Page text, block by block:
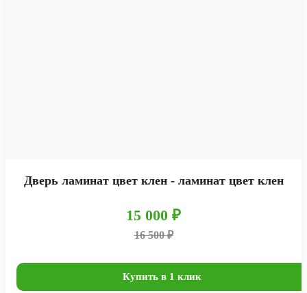
Дверь ламинат цвет клен - ламинат цвет клен
15 000 ₽
16 500 ₽
Купить в 1 клик